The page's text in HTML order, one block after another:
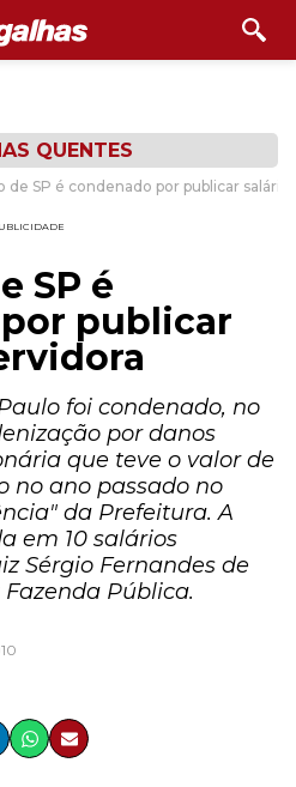
QUENTES
de SP é condenado por publicar salário
SP é
publicar
foi condenado, no
por danos
que teve o valor de
no ano passado no
da Prefeitura. A
em 10 salários
Sérgio Fernandes de
Fazenda Pública.